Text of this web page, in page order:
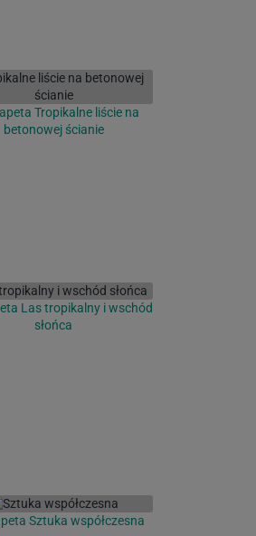
Tropikalne liście na
betonowej ścianie
Las tropikalny i wschód
słońca
Sztuka współczesna